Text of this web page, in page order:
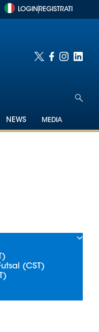
LOGIN REGISTRATI
NEWS MEDIA
(CST)